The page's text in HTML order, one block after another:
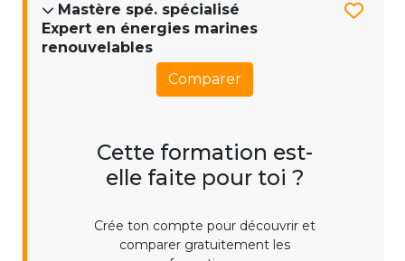
Mastère spé. spécialisé
Expert en énergies marines
renouvelables
Comparer
Cette formation est-
elle faite pour toi ?
Crée ton compte pour découvrir et
comparer gratuitement les